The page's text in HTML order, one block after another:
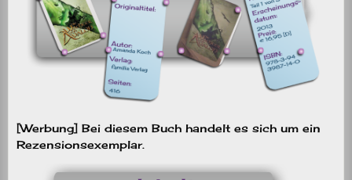
[Werbung] Bei diesem Buch handelt es sich um ein
Rezensionsexemplar.